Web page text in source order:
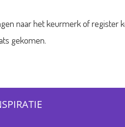
naar het keurmerk of register
gekomen.